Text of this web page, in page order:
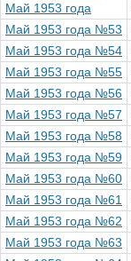
Май 1953 года
Май 1953 года №53
Май 1953 года №54
Май 1953 года №55
Май 1953 года №56
Май 1953 года №57
Май 1953 года №58
Май 1953 года №59
Май 1953 года №60
Май 1953 года №61
Май 1953 года №62
Май 1953 года №63